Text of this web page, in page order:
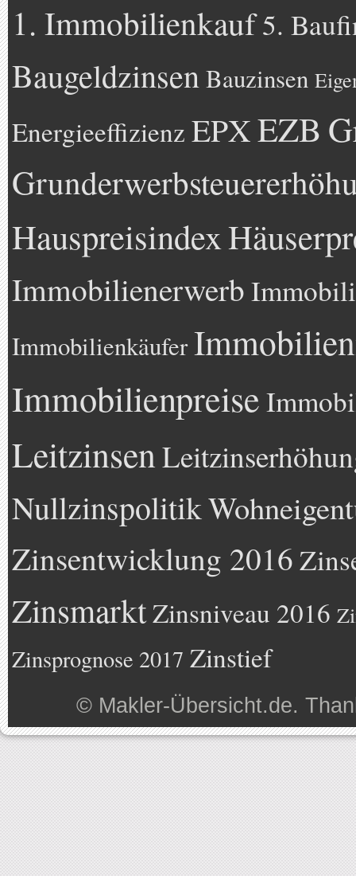
1. Immobilienkauf5.
BaugeldzinsenBauzinsen
Energieeffizienz EPXEZB
Hauspreisindex
Immobilienerwerb
Immobilienkäufer
Immobilienpreise
Leitzinsen
Nullzinspolitik
Zinsentwicklung 2016
ZinsmarktZinsniveau 2016
Zinsprognose 2017 Zinstief
© Makler-Übersicht.de.